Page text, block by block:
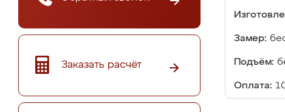
Заказать расчёт
Замер:
Подъём:
Оплата: